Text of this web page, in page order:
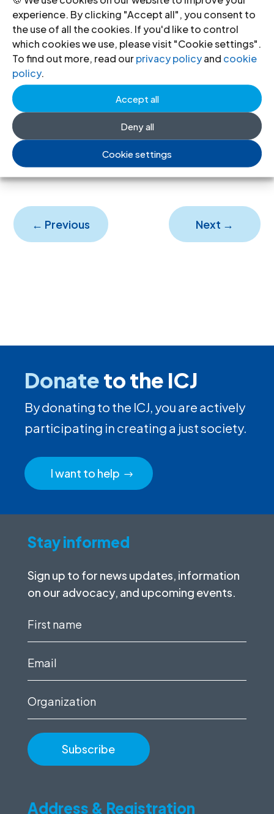
experience. By clicking "Accept all", you consent to
the use of all the cookies. If you'd like to control
which cookies we use, please visit "Cookie settings".
To find out more, read ourprivacy policyand cookie
policy.
Accept all
Deny all
Cookie settings
del derecho, gobiernos,
organizaciones internacionales y no
gubernamentales y defensores de los
derechos humanos.
right to remedy and reparations-
practitioners guide-2006-spa(texto
completo en español, PDF)
← Previous Next →
Donateto the ICJ
By donating to the ICJ, you are actively
participating in creating a just society.
I want to help
Stay informed
Sign up to for news updates, information
on our advocacy, and upcoming events.
First
Email
Organization
Address & Registration